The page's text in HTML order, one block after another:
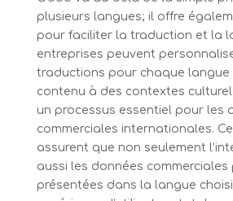
plusieurs langues; il offre
pour faciliter la traduction et la
entreprises peuvent
traductions pour chaque
contenu à des contextes
un processus essentiel pour les
commerciales internationales.
assurent que non seulement
aussi les données commerciales
présentées dans la langue